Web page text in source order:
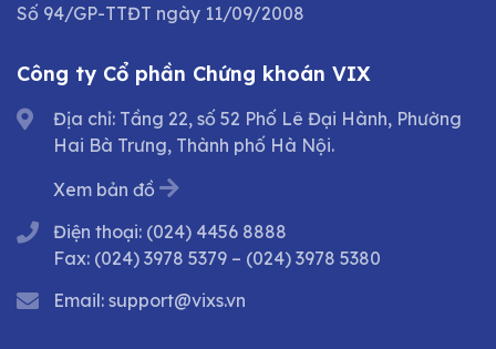
Số 94/GP-TTĐT ngày 11/09/2008
Công ty Cổ phần Chứng khoán VIX
Địa chỉ: Tầng 22, số 52 Phố Lê Đại Hành, Phường
Hai Bà Trưng, Thành phố Hà Nội.
Xem bản đồ
Điện thoại: (024) 4456 8888
Fax: (024) 3978 5379 – (024) 3978 5380
Email: support@vixs.vn